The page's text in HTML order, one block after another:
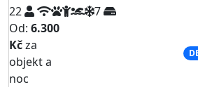
22
7
Od: 6.300
Kčza
objekt a
noc